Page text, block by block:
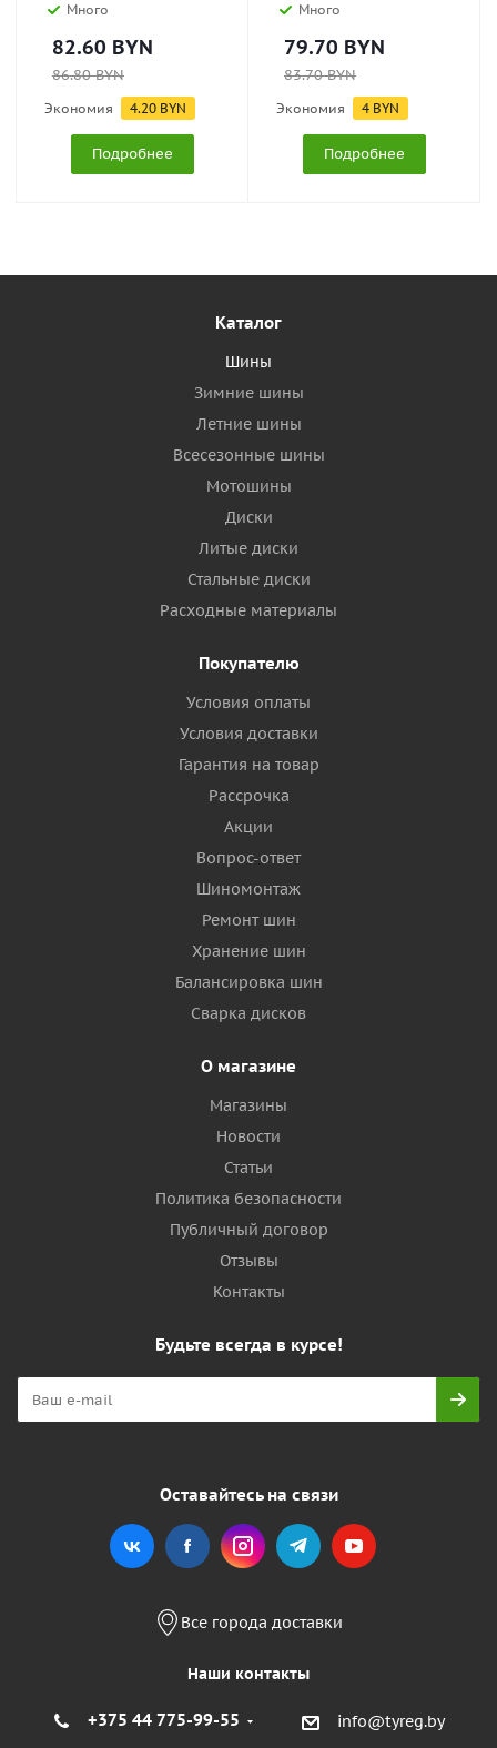
Много
82.60 BYN
86.80BYN
Экономия 4.20 BYN
Подробнее
Много
79.70 BYN
83.70BYN
Экономия 4 BYN
Подробнее
Каталог
Шины
Зимние шины
Летние шины
Всесезонные шины
Мотошины
Диски
Литые диски
Стальные диски
Расходные материалы
Покупателю
Условия оплаты
Условия доставки
Гарантия на товар
Рассрочка
Акции
Вопрос-ответ
Шиномонтаж
Ремонт шин
Хранение шин
Балансировка шин
Сварка дисков
О магазине
Магазины
Новости
Статьи
Политика безопасности
Публичный договор
Отзывы
Контакты
Будьте всегда в курсе!
Оставайтесь на связи
Все города доставки
Наши контакты
+375 44 775-99-55 info@tyreg.by